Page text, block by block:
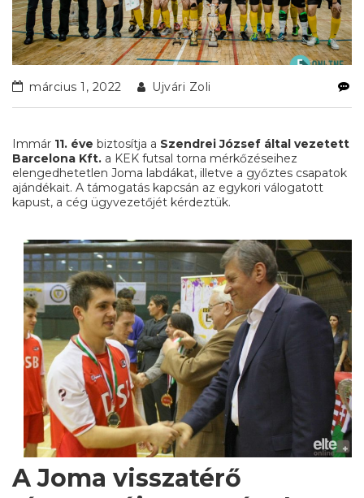
március 1, 2022 Ujvári Zoli
Immár 11. éve biztosítja a Szendrei József által vezetett
Barcelona Kft. a KEK futsal torna mérkőzéseihez
elengedhetetlen Joma labdákat, illetve a győztes csapatok
ajándékait. A támogatás kapcsán az egykori válogatott
kapust, a cég ügyvezetőjét kérdeztük.
A Joma visszatérő